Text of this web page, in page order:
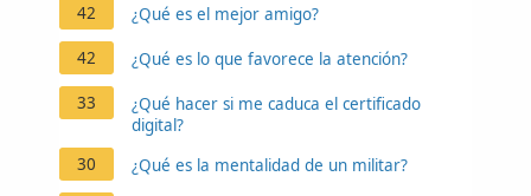
42
¿Qué es el mejor amigo?
42 ¿Qué es lo que favorece la atención?
33
¿Qué hacer si me caduca el certificado
digital?
30
¿Qué es la mentalidad de un militar?